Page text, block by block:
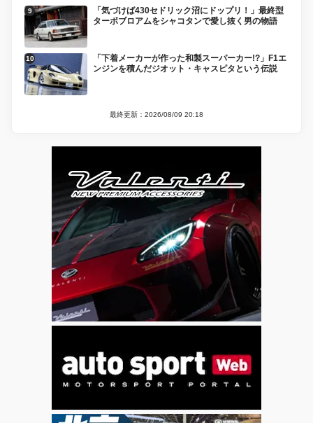
「気づけば430セドリック沼にドップリ！」最終型
ターボブロアムをシャコタンで愛し抜く男の物語
「下着メーカーが作った和製スーパーカー!?」F1エ
ンジンを積んだジオット・キャスピタという伝説
最終更新：2026/08/09 20:18